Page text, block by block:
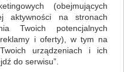
(obejmujących
aktywności na stronach
Twoich potencjalnych
i oferty), w tym na
urządzeniach i ich
do serwisu”.